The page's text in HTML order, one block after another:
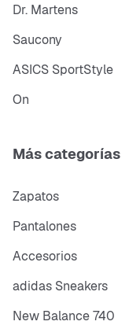
Dr. Martens
Saucony
ASICS SportStyle
On
Más categorías
Zapatos
Pantalones
Accesorios
adidas Sneakers
New Balance 740